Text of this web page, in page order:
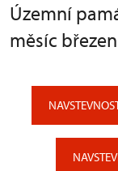
Územní
měsíc